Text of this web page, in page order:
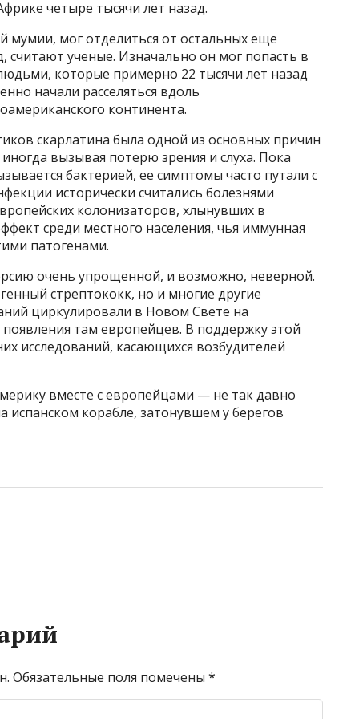
четыре тысячи лет назад.
мог отделиться от остальных еще
считают ученые. Изначально он мог попасть в
которые примерно 22 тысячи лет назад
начали расселяться вдоль
континента.
скарлатина была одной из основных причин
вызывая потерю зрения и слуха. Пока
бактерией, ее симптомы часто путали с
исторически считались болезнями
колонизаторов, хлынувших в
среди местного населения, чья иммунная
патогенами.
очень упрощенной, и возможно, неверной.
стрептококк, но и многие другие
циркулировали в Новом Свете на
там европейцев. В поддержку этой
исследований, касающихся возбудителей
вместе с европейцами — не так давно
корабле, затонувшем у берегов
Обязательные поля помечены *